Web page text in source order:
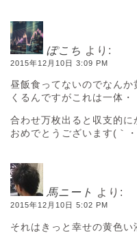
ぽこち より:
2015年12月10日 3:09 PM
昼飯食ってないのでなん
くるんですがこれは一体・
合わせ万枚出ると収支的に
おめでとうございます(｀
馬ニート より:
2015年12月10日 5:02 PM
それはきっと幸せの黄色い